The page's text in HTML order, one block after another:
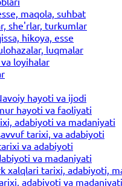
maqola, suhbat
she'rlar, turkumlar
hikoya, esse
luqmalar
loyihalar
hayoti va ijodi
hayoti va faoliyati
adabiyoti va madaniyati
tarixi, va adabiyoti
va adabiyoti
va madaniyati
xalqlari tarixi, adabiyoti,
adabiyoti va madaniyati